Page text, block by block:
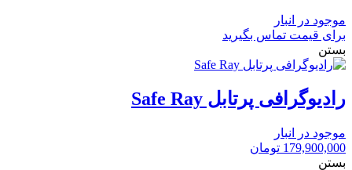
موجود در انبار
برای قیمت تماس بگیرید
بستن
رادیوگرافی پرتابل Safe Ray
موجود در انبار
179,900,000 تومان
بستن